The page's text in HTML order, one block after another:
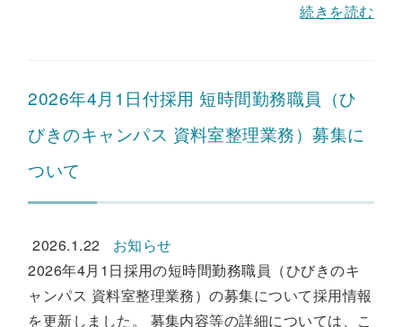
続きを読む
2026年4月1日付採用 短時間勤務職員（ひ
びきのキャンパス 資料室整理業務）募集に
ついて
2026.1.22
お知らせ
2026年4月1日採用の短時間勤務職員（ひびきのキ
ャンパス 資料室整理業務）の募集について採用情報
を更新しました。 募集内容等の詳細については、こ